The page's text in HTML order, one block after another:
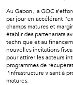
Au Gabon, la GOC
par jour en accélérant
champs matures et
établir des partenariats
technique et au
nouvelles incitations
pour attirer les acteurs
programmes de
l'infrastructure visant à
matures.